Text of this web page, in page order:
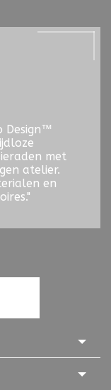
Design™
met
atelier.
en